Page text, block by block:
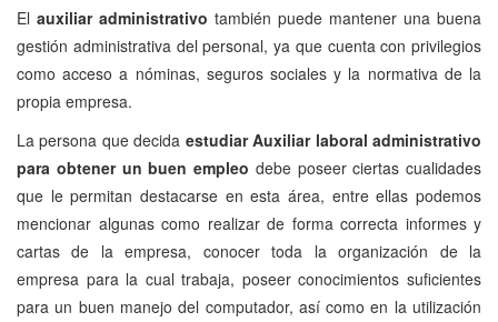
El auxiliar administrativo también puede mantener una buena
gestión administrativa del personal, ya que cuenta con privilegios
como acceso a nóminas, seguros sociales y la normativa de la
propia empresa.
La persona que decida estudiar Auxiliar laboral administrativo
para obtener un buen empleo debe poseer ciertas cualidades
que le permitan destacarse en esta área, entre ellas podemos
mencionar algunas como realizar de forma correcta informes y
cartas de la empresa, conocer toda la organización de la
empresa para la cual trabaja, poseer conocimientos suficientes
para un buen manejo del computador, así como en la utilización